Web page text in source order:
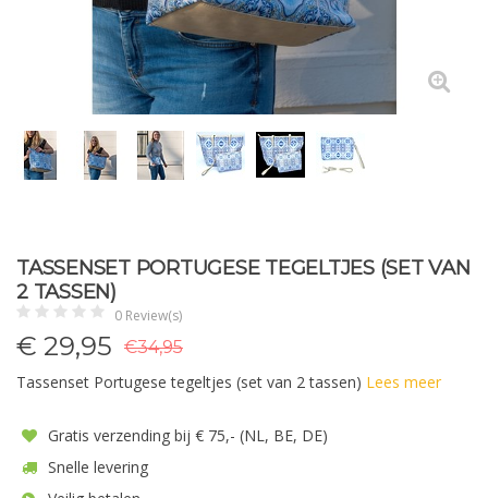
TASSENSET PORTUGESE TEGELTJES (SET VAN
2 TASSEN)
0 Review(s)
€ 29,95
€34,95
Tassenset Portugese tegeltjes (set van 2 tassen) Lees meer
Gratis verzending bij € 75,- (NL, BE, DE)
Snelle levering